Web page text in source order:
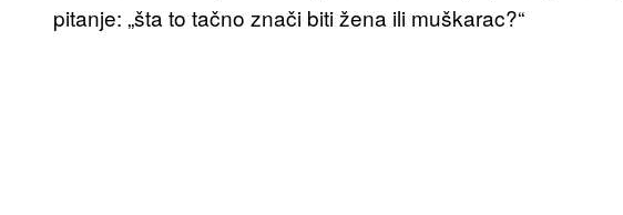
pitanje: „šta to tačno znači biti žena ili muškarac?“